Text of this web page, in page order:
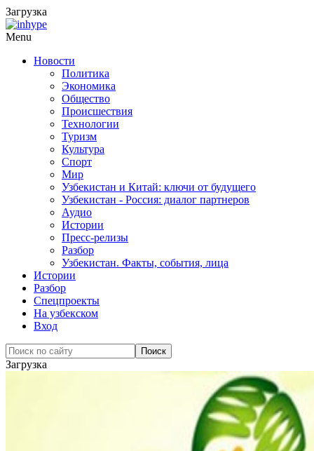
Загрузка
Menu
Новости
Политика
Экономика
Общество
Происшествия
Технологии
Туризм
Культура
Спорт
Мир
Узбекистан и Китай: ключи от будущего
Узбекистан - Россия: диалог партнеров
Аудио
Истории
Пресс-релизы
Разбор
Узбекистан. Факты, события, лица
Истории
Разбор
Спецпроекты
На узбекском
Вход
Загрузка